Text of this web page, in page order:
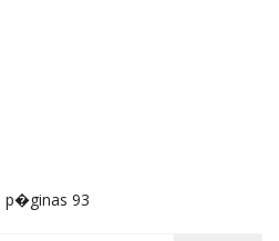
p�ginas 93